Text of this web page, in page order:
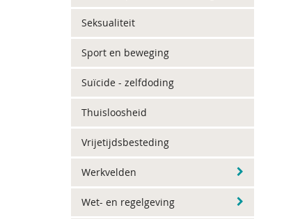
Seksualiteit
Sport en beweging
Suïcide - zelfdoding
Thuisloosheid
Vrijetijdsbesteding
Werkvelden
Wet- en regelgeving